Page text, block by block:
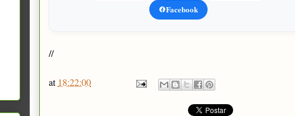
Facebook
//
at 18:22:00